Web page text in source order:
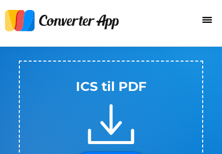
ICS til PDF